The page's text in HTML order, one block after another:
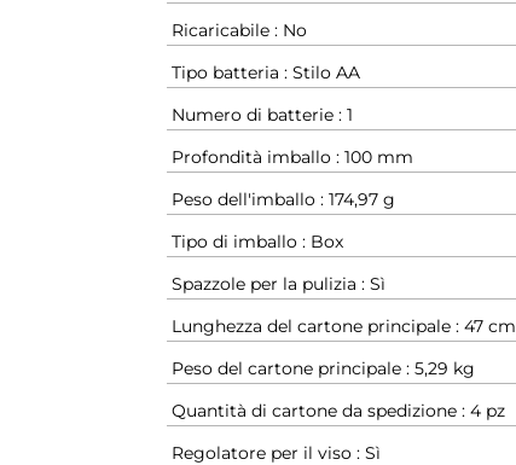
Ricaricabile : No
Tipo batteria : Stilo AA
Numero di batterie : 1
Profondità imballo : 100 mm
Peso dell'imballo : 174,97 g
Tipo di imballo : Box
Spazzole per la pulizia : Sì
Lunghezza del cartone principale : 47 cm
Peso del cartone principale : 5,29 kg
Quantità di cartone da spedizione : 4 pz
Regolatore per il viso : Sì